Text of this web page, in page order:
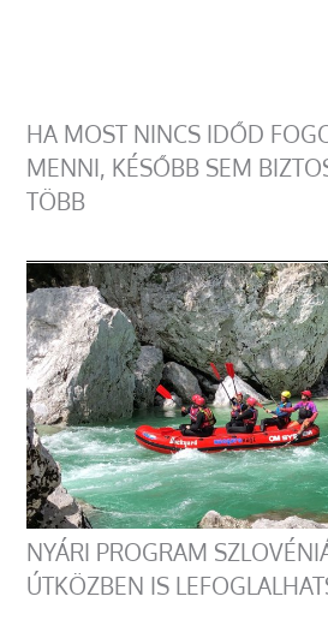
HA MOST NINCS IDŐD
MENNI, KÉSŐBB SEM
TÖBB
NYÁRI PROGRAM
ÚTKÖZBEN IS